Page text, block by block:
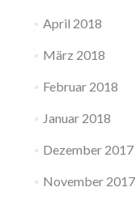
April 2018
März 2018
Februar 2018
Januar 2018
Dezember 2017
November 2017